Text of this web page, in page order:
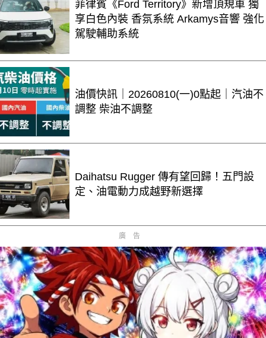
菲律賓《Ford Territory》新增頂規車 獨
享白色內裝 香氛系統 Arkamys音響 強化
駕駛輔助系統
油價快訊｜20260810(一)0點起｜汽油不
調整 柴油不調整
Daihatsu Rugger 傳有望回歸！五門設
定、油電動力成越野新選擇
廣告